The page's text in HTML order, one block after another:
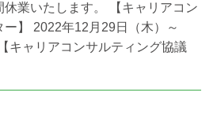
業いたします。 【キャリアコン
】 2022年12月29日（木）～
キャリアコンサルティング協議
（水）～ 2023年1月3日（火）
く休業前に申請をお済ませくだ